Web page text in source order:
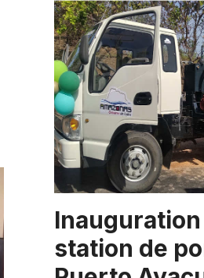
Inauguration
station de